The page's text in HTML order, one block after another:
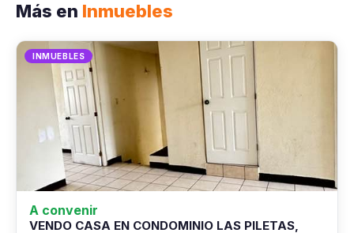
Más en Inmuebles
INMUEBLES
A convenir
VENDO CASA EN CONDOMINIO LAS PILETAS,